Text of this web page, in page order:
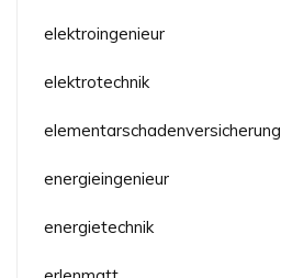
elektroingenieur
elektrotechnik
elementarschadenversicherung
energieingenieur
energietechnik